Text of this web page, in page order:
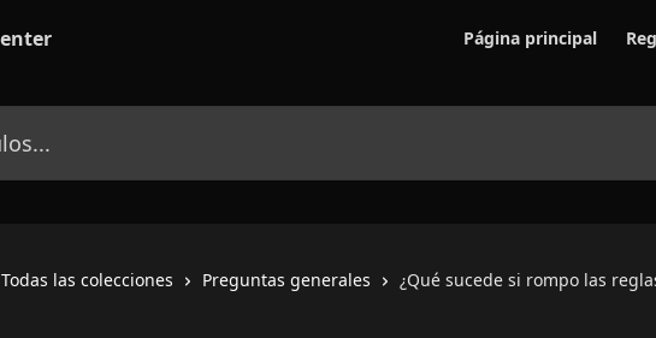
Página principal
Todas las colecciones Preguntas generales ¿Qué sucede si rompo las